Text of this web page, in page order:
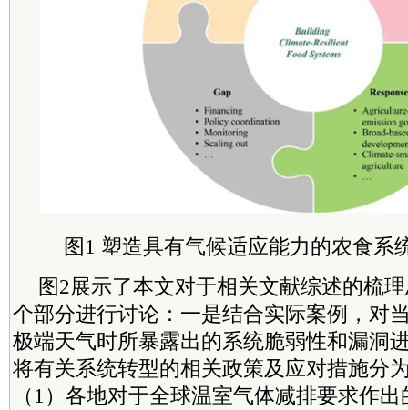
图1 塑造具有气候适应能力的农食系
图2展示了本文对于相关文献综述的梳
个部分进行讨论：一是结合实际案例，对
极端天气时所暴露出的系统脆弱性和漏洞
将有关系统转型的相关政策及应对措施分
（1）各地对于全球温室气体减排要求作